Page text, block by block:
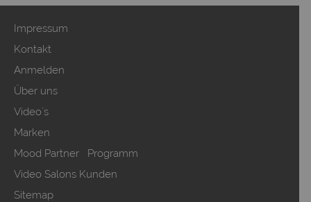
Impressum
Kontakt
Anmelden
Über uns
Video`s
Marken
Mood Partner Programm
Video Salons Kunden
Sitemap